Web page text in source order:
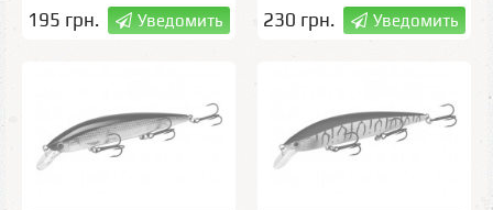
195 грн. Уведомить 230 грн. Уведомить